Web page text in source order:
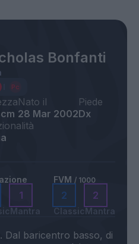
Bonfanti
Nato il
28 Mar 2002
Piede
Dx
1
Mantra
FVM / 1000
2
Classic
2
Mantra
Dal baricentro basso, di